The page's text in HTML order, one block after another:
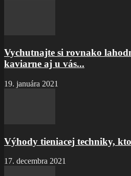
Vychutnajte si rovnako
kaviarne aj u vás...
19. januára 2021
Výhody tieniacej techniky,
17. decembra 2021